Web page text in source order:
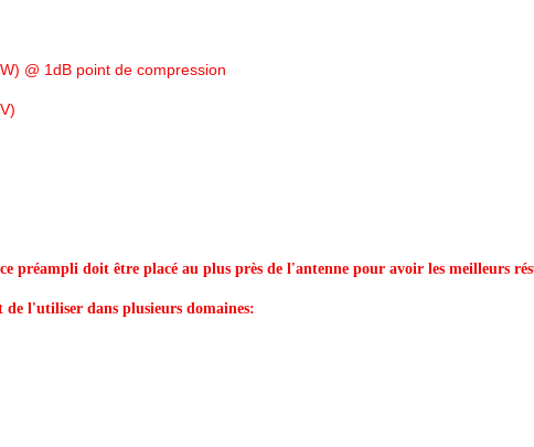
@ 1dB point de compression
préampli doit être placé au plus près de l'antenne pour avoir les meilleurs
de l'utiliser dans plusieurs domaines: